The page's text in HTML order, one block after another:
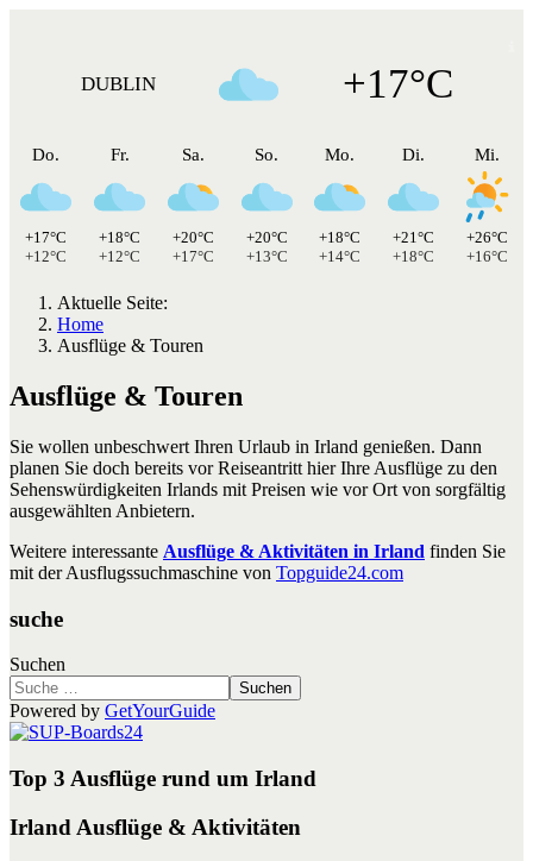
DUBLIN +17°C
Do.
+17°C
+12°C
Fr.
+18°C
+12°C
Sa.
+20°C
+17°C
So.
+20°C
+13°C
Mo.
+18°C
+14°C
Di.
+21°C
+18°C
Mi.
+26°C
+16°C
Aktuelle Seite:
Home
Ausflüge & Touren
Ausflüge & Touren
Sie wollen unbeschwert Ihren Urlaub in Irland genießen. Dann
planen Sie doch bereits vor Reiseantritt hier Ihre Ausflüge zu den
Sehenswürdigkeiten Irlands mit Preisen wie vor Ort von sorgfältig
ausgewählten Anbietern.
Weitere interessante Ausflüge & Aktivitäten in Irland finden Sie
mit der Ausflugssuchmaschine von Topguide24.com
suche
Suchen
Suchen
Powered by GetYourGuide
Top 3 Ausflüge rund um Irland
Irland Ausflüge & Aktivitäten